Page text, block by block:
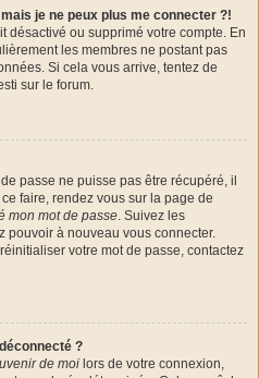
je ne peux plus me connecter ?!
désactivé ou supprimé votre compte. En
les membres ne postant pas
Si cela vous arrive, tentez de
sur le forum.
passe ne puisse pas être récupéré, il
faire, rendez vous sur la page de
mon mot de passe. Suivez les
pouvoir à nouveau vous connecter.
votre mot de passe, contactez
?
de moi lors de votre connexion,